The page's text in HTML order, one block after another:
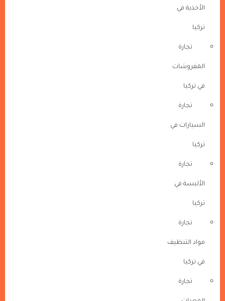
الأحذية في
تركيا
تجارة
المفروشات
في تركيا
تجارة
السيارات في
تركيا
تجارة
الألبسة في
تركيا
تجارة
مواد التنظيف
في تركيا
تجارة